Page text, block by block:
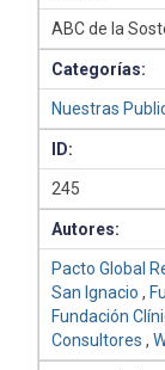
ABC de la
Categorías:
Nuestras
ID:
245
Autores:
Pacto Global
San Ignacio ,
Fundación
Consultores ,